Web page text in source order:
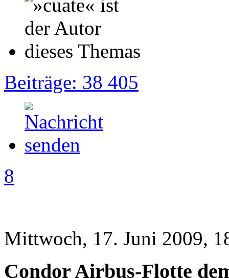
Beiträge: 38 405
8
Mittwoch, 17. Juni 2009,
Condor Airbus-Flotte